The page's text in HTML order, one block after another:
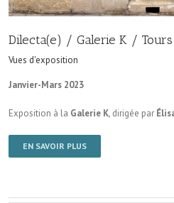
Dilecta(e) / Galerie K /
Vues d'exposition
Janvier-Mars 2023
Exposition à la Galerie K, dirigée par
EN SAVOIR PLUS